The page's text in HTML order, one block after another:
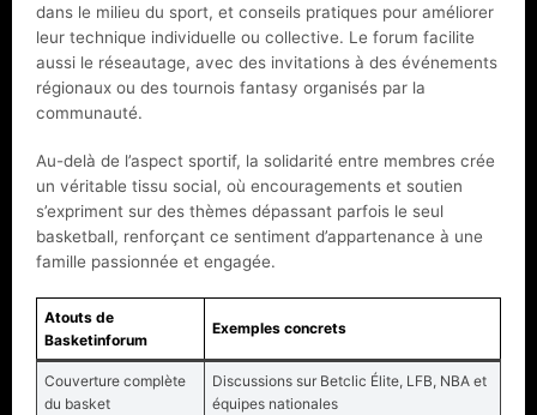
dans le milieu du sport, et conseils pratiques pour améliorer
leur technique individuelle ou collective. Le forum facilite
aussi le réseautage, avec des invitations à des événements
régionaux ou des tournois fantasy organisés par la
communauté.
Au-delà de l’aspect sportif, la solidarité entre membres crée
un véritable tissu social, où encouragements et soutien
s’expriment sur des thèmes dépassant parfois le seul
basketball, renforçant ce sentiment d’appartenance à une
famille passionnée et engagée.
Atouts de
Basketinforum
Exemples concrets
Couverture complète
du basket
Discussions sur Betclic Élite, LFB, NBA et
équipes nationales